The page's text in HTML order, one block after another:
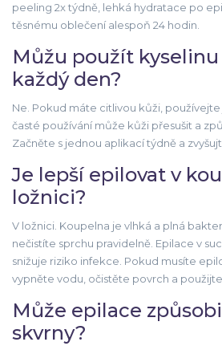
peeling 2x týdně, lehká hydratace po
těsnému oblečení alespoň 24 hodin.
Můžu použít
každý den?
Ne. Pokud máte citlivou kůži, používejte
časté používání může kůži přesušit a
Začněte s jednou aplikací týdně a
Je lepší epilovat v
ložnici?
V ložnici. Koupelna je vlhká a plná
nečistíte sprchu pravidelně. Epilace v
snižuje riziko infekce. Pokud musíte
vypněte vodu, očistěte povrch a
Může epilace
skvrny?